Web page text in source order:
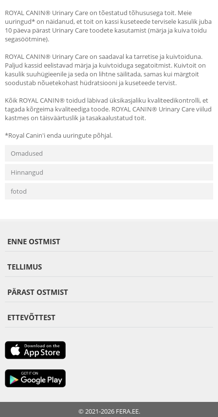
ROYAL CANIN® Urinary Care on tõestatud tõhususega toit. Meie
uuringud* on näidanud, et toit on kassi kuseteede tervisele kasulik juba
10 päeva pärast Urinary Care toodete kasutamist (märja ja kuiva toidu
segasöötmine).
ROYAL CANIN® Urinary Care on saadaval ka tarretise ja kuivtoiduna.
Paljud kassid eelistavad märja ja kuivtoiduga segatoitmist. Kuivtoit on
kasulik suuhügieenile ja seda on lihtne säilitada, samas kui märgtoit
soodustab nõuetekohast hüdratsiooni ja kuseteede tervist.
Kõik ROYAL CANIN® toidud läbivad üksikasjaliku kvaliteedikontrolli, et
tagada kõrgeima kvaliteediga toode. ROYAL CANIN® Urinary Care viilud
kastmes on täisväärtuslik ja tasakaalustatud toit.
*Royal Canin'i enda uuringute põhjal.
Omadused
Hinnangud
fotod
ENNE OSTMIST
TELLIMUS
PÄRAST OSTMIST
ETTEVÕTTEST
© 2021-2026 FERA.EE.